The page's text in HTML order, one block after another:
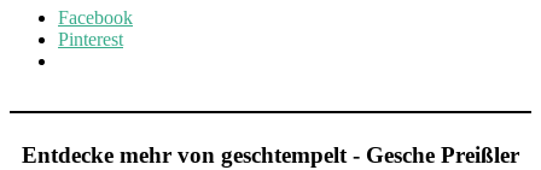
Facebook
Pinterest
Entdecke mehr von geschtempelt - Gesche Preißler